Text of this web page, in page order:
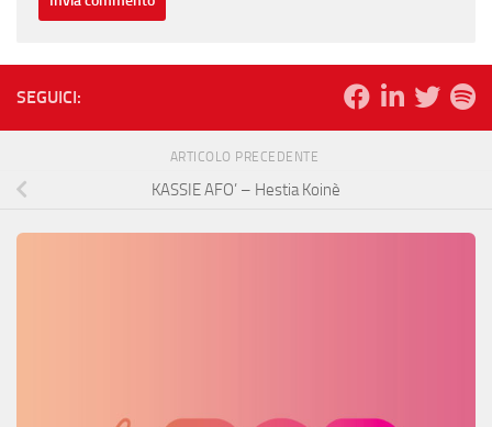
SEGUICI:
ARTICOLO PRECEDENTE
KASSIE AFO’ – Hestia Koinè